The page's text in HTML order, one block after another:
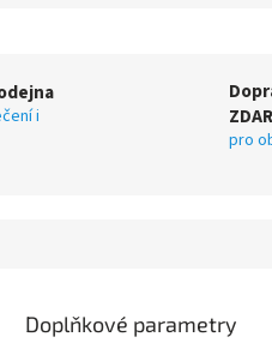
i
pro
Doplňkové parametry